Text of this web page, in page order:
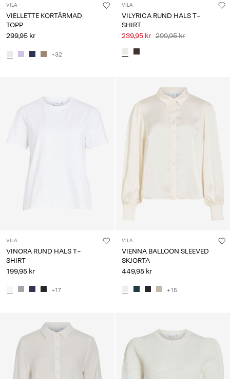
VILA
VIELLETTE KORTÄRMAD
TOPP
299,95 kr
+32
VILA
VILYRICA RUND HALS T-
SHIRT
239,95 kr 299,95 kr
VILA
VINORA RUND HALS T-
SHIRT
199,95 kr
+17
VILA
VIENNA BALLOON SLEEVED
SKJORTA
449,95 kr
+15